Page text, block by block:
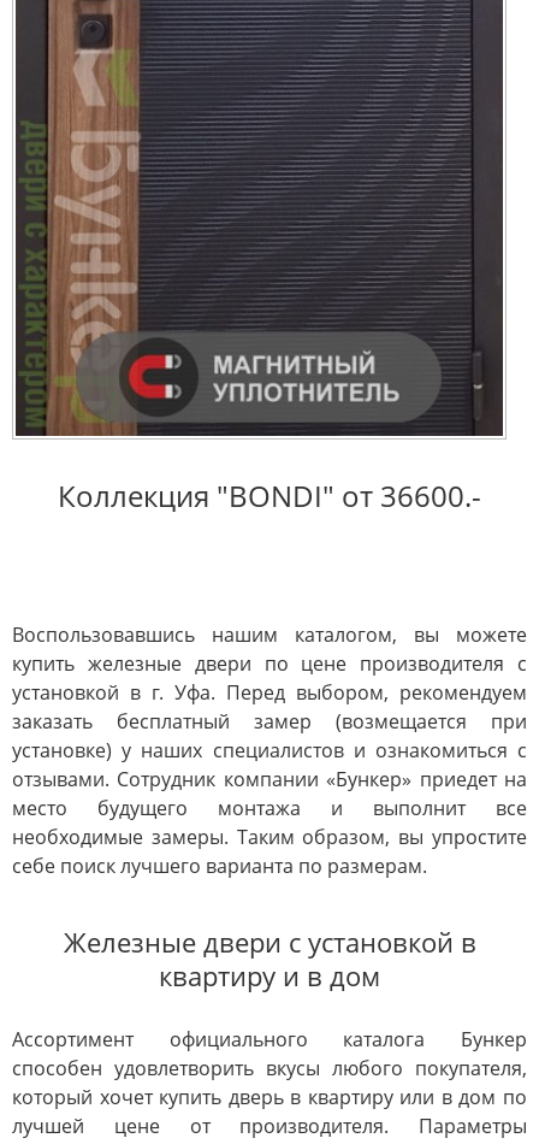
Коллекция "BONDI" от 36600.-
Воспользовавшись нашим каталогом, вы можете
купить железные двери по цене производителя с
установкой в г. Уфа. Перед выбором, рекомендуем
заказать бесплатный замер (возмещается при
установке) у наших специалистов и ознакомиться с
отзывами. Сотрудник компании «Бункер» приедет на
место будущего монтажа и выполнит все
необходимые замеры. Таким образом, вы упростите
себе поиск лучшего варианта по размерам.
Железные двери с установкой в
квартиру и в дом
Ассортимент официального каталога Бункер
способен удовлетворить вкусы любого покупателя,
который хочет купить дверь в квартиру или в дом по
лучшей цене от производителя. Параметры